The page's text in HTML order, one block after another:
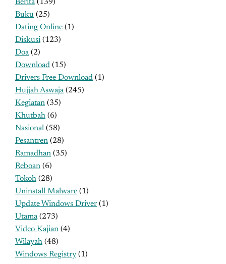
Berita(139)
Buku (25)
Dating Online (1)
Diskusi (123)
Doa(2)
Download (15)
Drivers Free Download (1)
Hujjah Aswaja(245)
Kegiatan (35)
Khutbah (6)
Nasional (58)
Pesantren (28)
Ramadhan (35)
Reboan (6)
Tokoh (28)
Uninstall Malware (1)
Update Windows Driver (1)
Utama(273)
Video Kajian (4)
Wilayah (48)
Windows Registry (1)